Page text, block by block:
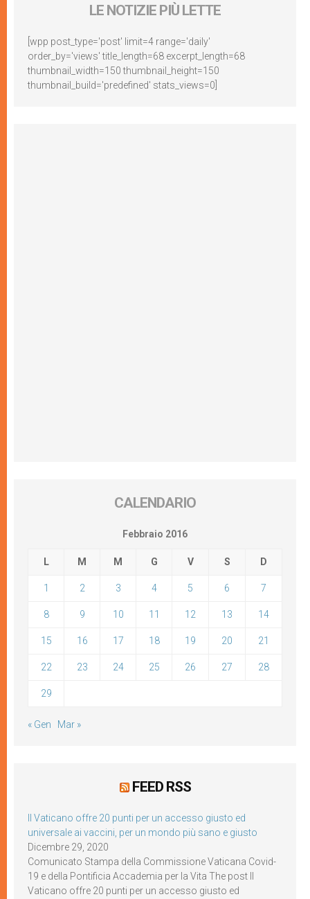
LE NOTIZIE PIÙ LETTE
[wpp post_type='post' limit=4 range='daily'
order_by='views' title_length=68 excerpt_length=68
thumbnail_width=150 thumbnail_height=150
thumbnail_build='predefined' stats_views=0]
CALENDARIO
Febbraio 2016
L M M G V S D
1 2 3 4 5 6 7
8 9 10 11 12 13 14
15 16 17 18 19 20 21
22 23 24 25 26 27 28
29
« Gen Mar »
FEED RSS
Il Vaticano offre 20 punti per un accesso giusto ed
universale ai vaccini, per un mondo più sano e giusto
Dicembre 29, 2020
Comunicato Stampa della Commissione Vaticana Covid-
19 e della Pontificia Accademia per la Vita The post Il
Vaticano offre 20 punti per un accesso giusto ed